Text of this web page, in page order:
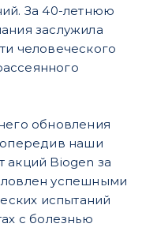
За 40-летнюю
заслужила
человеческого
обновления
опередив наши
Biogen за
успешными
испытаний
с болезнью